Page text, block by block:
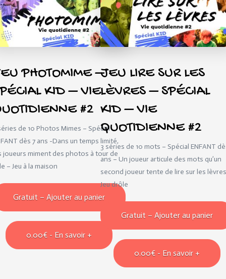
PHOTOMIME –
KID – VIE
#2
de 10 Photos Mimes – Spécial
dès 7 ans -Dans un temps limité,
joueurs miment des photos à tour de
– Jeu à la maison
Gratuit – Ajouter au panier
0.00€ - En savoir +
JEU LIRE SUR LES
LÈVRES – SPÉCIAL
KID – VIE
QUOTIDIENNE #2
3 séries de 10 mots – Spécial ENFANT
ans – Un joueur articule des mots qu’un
second joueur tente de lire sur les
Jeu drôle
Gratuit – Ajouter au panier
0.00€ - En savoir +